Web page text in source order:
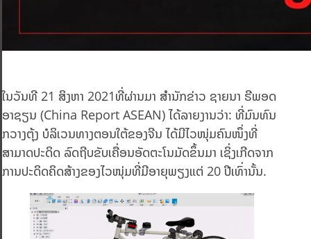
ໃນວັນທີ 21 ສິງຫາ 2021ທີ່ຜ່ານມາ ສຳນັກຂ່າວ ຊາຍນາ ຣີພອດ
ອາຊຽນ (China Report ASEAN) ໄດ້ລາຍງານວ່າ: ທີ່ມົນທົນ
ກວາງຕຸ້ງ ບໍລິເວນທາງຕອນໃຕ້ຂອງຈີນ ໄດ້ມີໄວໜຸ່ມຄົນໜຶ່ງທີ່
ສາມາດປະດິດ ລົດຖີບຂັບເຄື່ອນອັດຕະໂນມັດຂຶ້ນມາ ເຊິ່ງເກີດຈາກ
ການປະດິດຄິດສ້າງຂອງໄວໜຸ່ມທີ່ມີອາຍຸພຽງແຕ່ 20 ປີເທົ່ານັ້ນ.